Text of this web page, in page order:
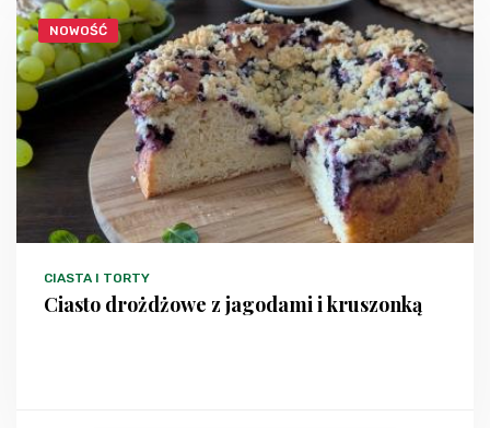
NOWOŚĆ
CIASTA I TORTY
Ciasto drożdżowe z jagodami i kruszonką